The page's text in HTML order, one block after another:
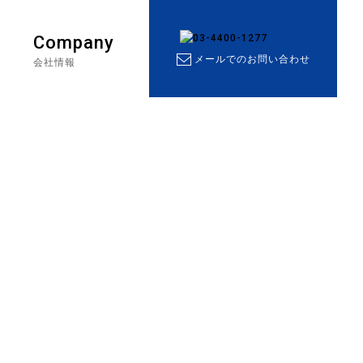
Company
会社情報 メールでのお問い合わせ